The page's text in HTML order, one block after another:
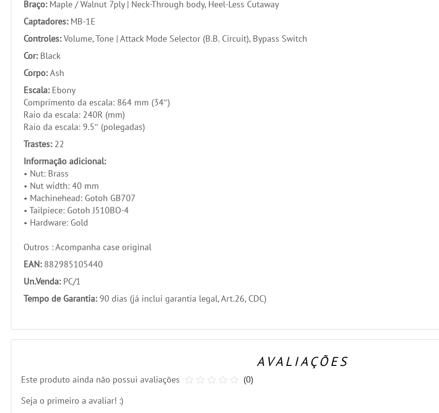
Braço: Maple / Walnut 7ply | Neck-Through body, Heel-Less Cutaway
Captadores: MB-1E
Controles:Volume, Tone | Attack Mode Selector (B.B. Circuit), Bypass Switch
Cor: Black
Corpo:Ash
Escala: Ebony
Comprimento da escala: 864 mm (34″)
Raio da escala: 240R (mm)
Raio da escala: 9.5″ (polegadas)
Trastes: 22
Informação adicional:
• Nut: Brass
• Nut width: 40 mm
• Machinehead: Gotoh GB707
• Tailpiece: Gotoh J510BO-4
• Hardware: Gold
Outros : Acompanha case original
EAN: 882985105440
Un.Venda: PC/1
Tempo de Garantia: 90 dias (já inclui garantia legal, Art.26, CDC)
AVALIAÇÕES
Este produto ainda não possui avaliações
Seja o primeiro a avaliar! :)
(0)